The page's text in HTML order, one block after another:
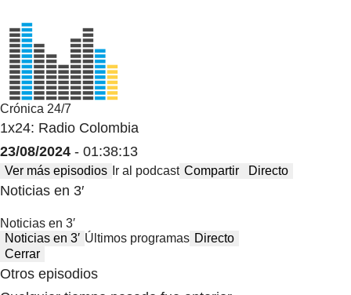
Crónica 24/7
1x24: Radio Colombia
23/08/2024 - 01:38:13
Ver más episodios Ir al podcast Compartir Directo
Noticias en 3′
Noticias en 3′
Noticias en 3′ Últimos programas Directo
Cerrar
Otros episodios